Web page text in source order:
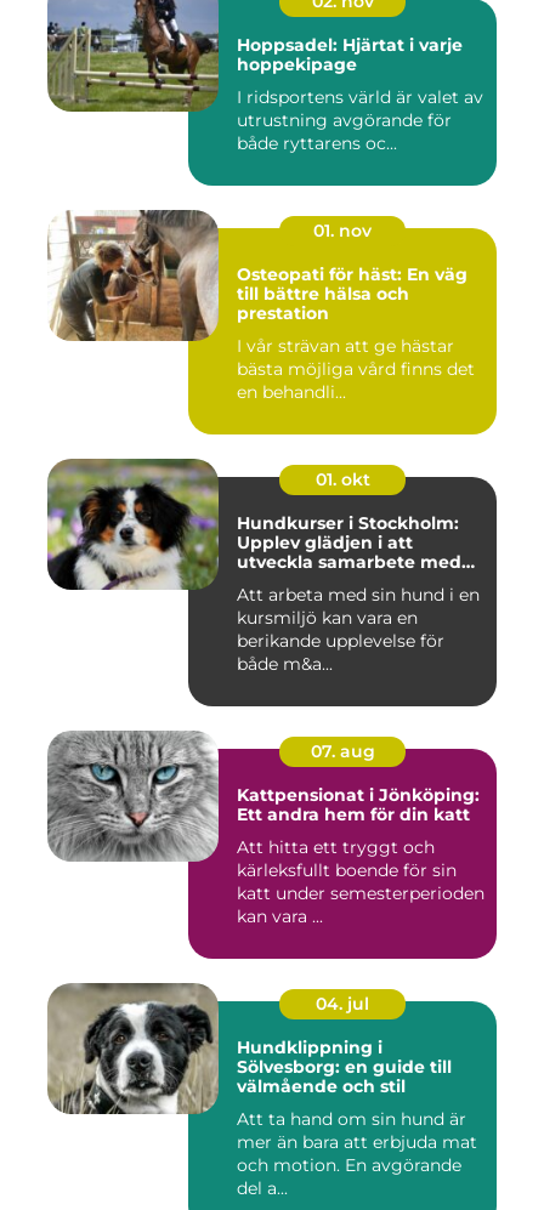
Hoppsadel: Hjärtat i varje
hoppekipage
I ridsportens värld är valet av
utrustning avgörande för
både ryttarens oc...
01. nov
Osteopati för häst: En väg
till bättre hälsa och
prestation
I vår strävan att ge hästar
bästa möjliga vård finns det
en behandli...
01. okt
Hundkurser i Stockholm:
Upplev glädjen i att
utveckla samarbete med
Att arbeta med sin hund i en
kursmiljö kan vara en
berikande upplevelse för
både m&a...
07. aug
Kattpensionat i Jönköping:
Ett andra hem för din katt
Att hitta ett tryggt och
kärleksfullt boende för sin
katt under semesterperioden
kan vara ...
04. jul
Hundklippning i
Sölvesborg: en guide till
välmående och stil
Att ta hand om sin hund är
mer än bara att erbjuda mat
och motion. En avgörande
del a...